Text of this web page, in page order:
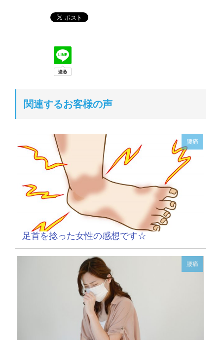
関連するお客様の声
腰痛
足首を捻った女性の感想です☆
腰痛